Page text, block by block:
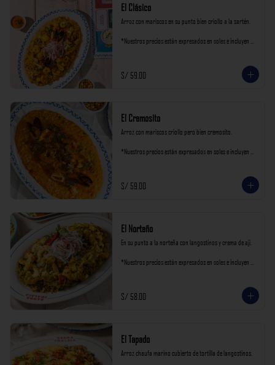
El Clásico
Arroz con mariscos en su punto bien criollo a la sartén.
*Nuestros precios están expresados en soles e incluyen
S/ 59.00
El Cremosito
Arroz con mariscos criollo pero bien cremosito.
*Nuestros precios están expresados en soles e incluyen
S/ 59.00
El Norteño
En su punto a la norteña con langostinos y crema de ají.
*Nuestros precios están expresados en soles e incluyen
S/ 58.00
El Tapado
Arroz chaufa marino cubierto de tortilla de langostinos.